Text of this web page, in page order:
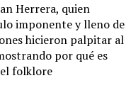
Herrera, quien
imponente y lleno de
hicieron palpitar al
por qué es
folklore